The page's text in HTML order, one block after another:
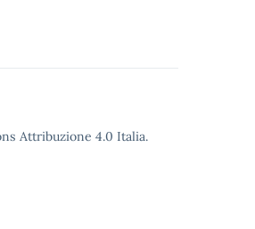
Attribuzione 4.0 Italia.